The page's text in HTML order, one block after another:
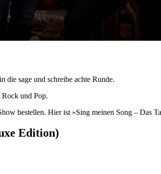
sage und schreibe achte Runde.
Rock und Pop.
bestellen. Hier ist »Sing meinen Song – Das
Edition)